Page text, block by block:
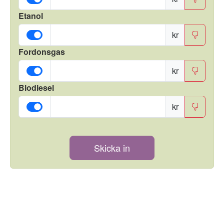
Etanol
kr
Fordonsgas
kr
Biodiesel
kr
Skicka in